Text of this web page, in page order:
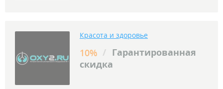
Красота и здоровье
10% / Гарантированная
скидка